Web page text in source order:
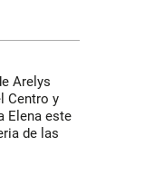
Arelys
Centro y
Elena este
de las